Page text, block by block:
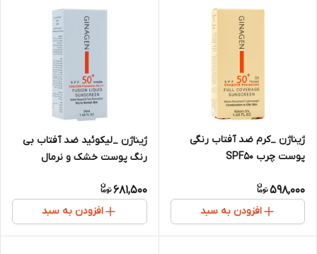
ژیناژن _کرم ضد آفتاب رنگی
پوست چرب SPF50
598,000
افزودن به سبد
ژیناژن _لیکوئید ضد آفتاب بی
رنگ پوست خشک و نرمال
681,500
افزودن به سبد